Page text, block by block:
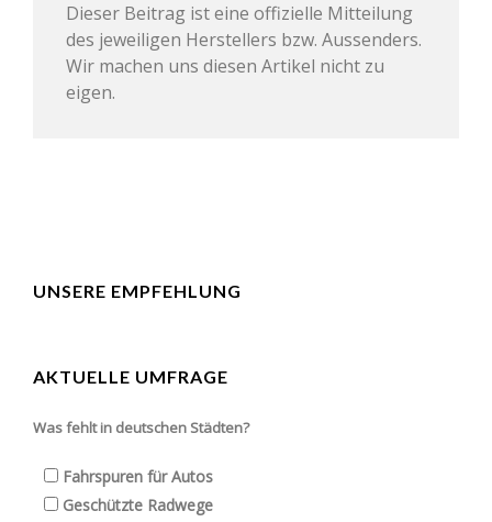
Dieser Beitrag ist eine offizielle Mitteilung
des jeweiligen Herstellers bzw. Aussenders.
Wir machen uns diesen Artikel nicht zu
eigen.
UNSERE EMPFEHLUNG
AKTUELLE UMFRAGE
Was fehlt in deutschen Städten?
Fahrspuren für Autos
Geschützte Radwege